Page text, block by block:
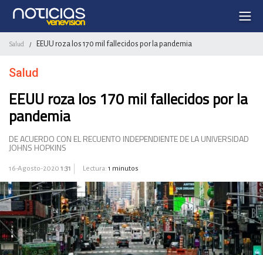
Salud / EEUU roza los 170 mil fallecidos por la pandemia
Salud
EEUU roza los 170 mil fallecidos por la
pandemia
DE ACUERDO CON EL RECUENTO INDEPENDIENTE DE LA UNIVERSIDAD
JOHNS HOPKINS
16-Agosto-2020 1:31 Lectura: 1 minutos